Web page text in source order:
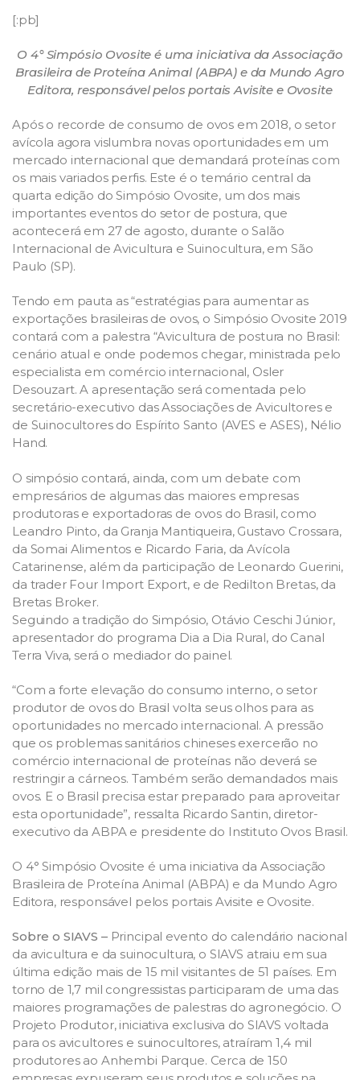
[:pb]
O 4° Simpósio Ovosite é uma iniciativa da Associação
Brasileira de Proteína Animal (ABPA) e da Mundo Agro
Editora, responsável pelos portais Avisite e Ovosite
Após o recorde de consumo de ovos em 2018, o setor
avícola agora vislumbra novas oportunidades em um
mercado internacional que demandará proteínas com
os mais variados perfis. Este é o temário central da
quarta edição do Simpósio Ovosite, um dos mais
importantes eventos do setor de postura, que
acontecerá em 27 de agosto, durante o Salão
Internacional de Avicultura e Suinocultura, em São
Paulo (SP).
Tendo em pauta as “estratégias para aumentar as
exportações brasileiras de ovos, o Simpósio Ovosite 2019
contará com a palestra “Avicultura de postura no Brasil:
cenário atual e onde podemos chegar, ministrada pelo
especialista em comércio internacional, Osler
Desouzart. A apresentação será comentada pelo
secretário-executivo das Associações de Avicultores e
de Suinocultores do Espírito Santo (AVES e ASES), Nélio
Hand.
O simpósio contará, ainda, com um debate com
empresários de algumas das maiores empresas
produtoras e exportadoras de ovos do Brasil, como
Leandro Pinto, da Granja Mantiqueira, Gustavo Crossara,
da Somai Alimentos e Ricardo Faria, da Avícola
Catarinense, além da participação de Leonardo Guerini,
da trader Four Import Export, e de Redilton Bretas, da
Bretas Broker.
Seguindo a tradição do Simpósio, Otávio Ceschi Júnior,
apresentador do programa Dia a Dia Rural, do Canal
Terra Viva, será o mediador do painel.
“Com a forte elevação do consumo interno, o setor
produtor de ovos do Brasil volta seus olhos para as
oportunidades no mercado internacional. A pressão
que os problemas sanitários chineses exercerão no
comércio internacional de proteínas não deverá se
restringir a cárneos. Também serão demandados mais
ovos. E o Brasil precisa estar preparado para aproveitar
esta oportunidade”, ressalta Ricardo Santin, diretor-
executivo da ABPA e presidente do Instituto Ovos Brasil.
O 4° Simpósio Ovosite é uma iniciativa da Associação
Brasileira de Proteína Animal (ABPA) e da Mundo Agro
Editora, responsável pelos portais Avisite e Ovosite.
Sobre o SIAVS –Principal evento do calendário nacional
da avicultura e da suinocultura, o SIAVS atraiu em sua
última edição mais de 15 mil visitantes de 51 países. Em
torno de 1,7 mil congressistas participaram de uma das
maiores programações de palestras do agronegócio. O
Projeto Produtor, iniciativa exclusiva do SIAVS voltada
para os avicultores e suinocultores, atraíram 1,4 mil
produtores ao Anhembi Parque. Cerca de 150